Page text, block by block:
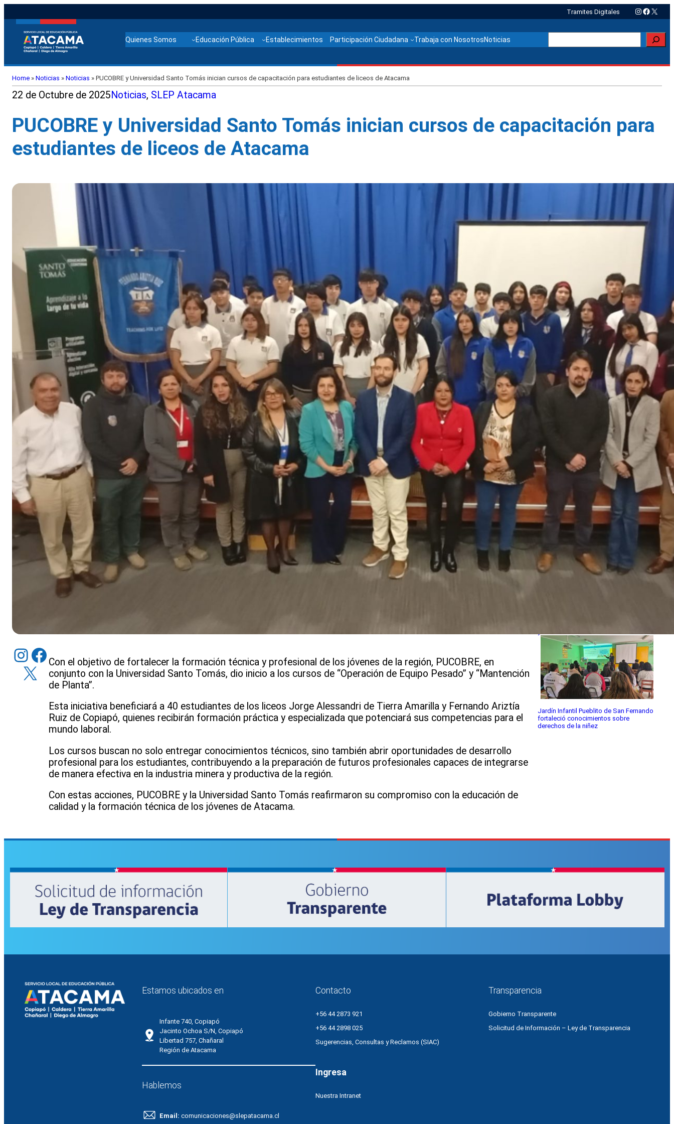
Tramites Digitales Instagram
X
Quienes Somos Educación Pública Establecimientos Participación Ciudadana Trabaja con NosotrosNoticias
Home » Noticias » Noticias » PUCOBRE y Universidad Santo Tomás inician cursos de capacitación para estudiantes de liceos de Atacama
22 de Octubre de 2025Noticias, SLEP Atacama
PUCOBRE y Universidad Santo Tomás inician cursos de capacitación para
estudiantes de liceos de Atacama
Instagram Facebook
X
Con el objetivo de fortalecer la formación técnica y profesional de los jóvenes de la región, PUCOBRE, en
conjunto con la Universidad Santo Tomás, dio inicio a los cursos de “Operación de Equipo Pesado” y “Mantención
de Planta”.
Esta iniciativa beneficiará a 40 estudiantes de los liceos Jorge Alessandri de Tierra Amarilla y Fernando Ariztía
Ruiz de Copiapó, quienes recibirán formación práctica y especializada que potenciará sus competencias para el
mundo laboral.
Los cursos buscan no solo entregar conocimientos técnicos, sino también abrir oportunidades de desarrollo
profesional para los estudiantes, contribuyendo a la preparación de futuros profesionales capaces de integrarse
de manera efectiva en la industria minera y productiva de la región.
Con estas acciones, PUCOBRE y la Universidad Santo Tomás reafirmaron su compromiso con la educación de
calidad y la formación técnica de los jóvenes de Atacama.
Escuela Pedro León Gallo celebró 70
años de historia, identidad y
compromiso con la educación pública
Escuela Abraham Sepúlveda Pizarro
realizó primera Expo Liceos para orientar
Escuela Las Canteras celebró 161 años
de historia y compromiso con la
educación pública
Jardín Infantil Pueblito de San Fernando
fortaleció conocimientos sobre
derechos de la niñez
Estamos ubicados en
Infante 740, Copiapó
Jacinto Ochoa S/N, Copiapó
Libertad 757, Chañaral
Región de Atacama
Hablemos
Email: comunicaciones@slepatacama.cl
Contacto
+56 44 2873 921
+56 44 2898 025
Sugerencias, Consultas y Reclamos (SIAC)
Ingresa
Nuestra Intranet
Transparencia
Gobierno Transparente
Solicitud de Información – Ley de Transparencia